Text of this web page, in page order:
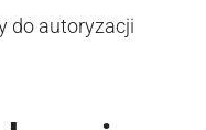
do autoryzacji